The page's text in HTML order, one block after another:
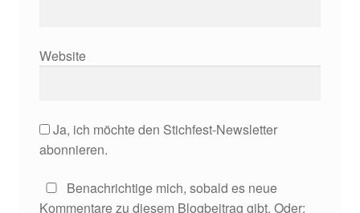
Website
Ja, ich möchte den Stichfest-Newsletter
abonnieren.
Benachrichtige mich, sobald es neue
Kommentare zu diesem Blogbeitrag gibt. Oder: